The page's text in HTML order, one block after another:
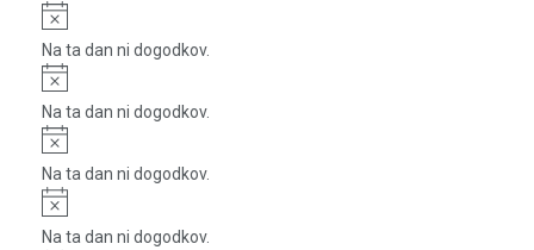
Notice
Na ta dan ni dogodkov.
Notice
Na ta dan ni dogodkov.
Notice
Na ta dan ni dogodkov.
Notice
Na ta dan ni dogodkov.